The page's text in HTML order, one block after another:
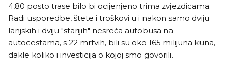
4,80 posto trase bilo bi ocijenjeno trima zvjezdicama.
Radi usporedbe, štete i troškovi u i nakon samo dviju
lanjskih i dviju "starijih" nesreća autobusa na
autocestama, s 22 mrtvih, bili su oko 165 milijuna kuna,
dakle koliko i investicija o kojoj smo govorili.